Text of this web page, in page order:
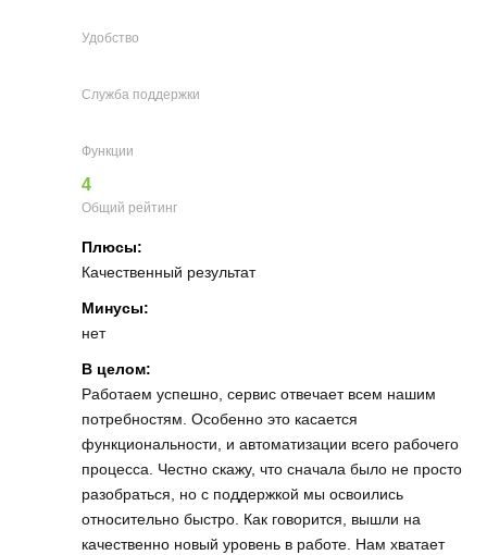
Удобство
Служба поддержки
Функции
4
Общий рейтинг
Плюсы:
Качественный результат
Минусы:
нет
В целом:
Работаем успешно, сервис отвечает всем нашим
потребностям. Особенно это касается
функциональности, и автоматизации всего рабочего
процесса. Честно скажу, что сначала было не просто
разобраться, но с поддержкой мы освоились
относительно быстро. Как говорится, вышли на
качественно новый уровень в работе. Нам хватает